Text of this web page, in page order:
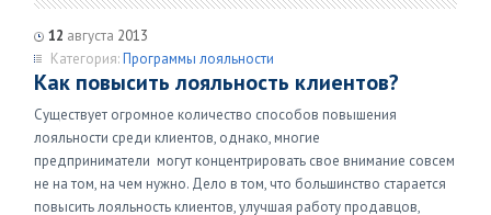
12 августа 2013
Категория:Программы лояльности
Как повысить лояльность клиентов?
Существует огромное количество способов повышения
лояльности среди клиентов, однако, многие
предприниматели могут концентрировать свое внимание совсем
не на том, на чем нужно. Дело в том, что большинство старается
повысить лояльность клиентов, улучшая работу продавцов,